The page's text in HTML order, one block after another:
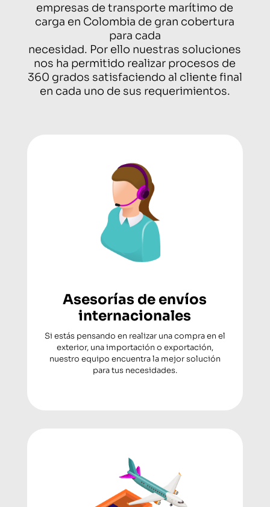
empresas de transporte marítimo de
carga en Colombia de gran cobertura
para cada
necesidad. Por ello nuestras soluciones
nos ha permitido realizar procesos de
360 grados satisfaciendo al cliente final
en cada uno de sus requerimientos.
Asesorías de envíos
internacionales
Si estás pensando en realizar una compra en el
exterior, una importación o exportación,
nuestro equipo encuentra la mejor solución
para tus necesidades.